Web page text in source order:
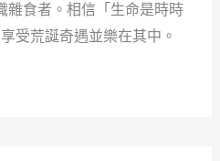
雜食者。相信「生命是時時
受荒誕奇遇並樂在其中。